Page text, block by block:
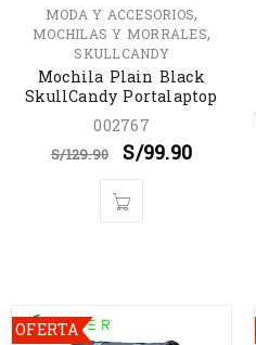
MODA Y ACCESORIOS,
MOCHILAS Y MORRALES,
SKULLCANDY
Mochila Plain Black
SkullCandy Portalaptop
002767
S/129.90 S/99.90
OFERTA